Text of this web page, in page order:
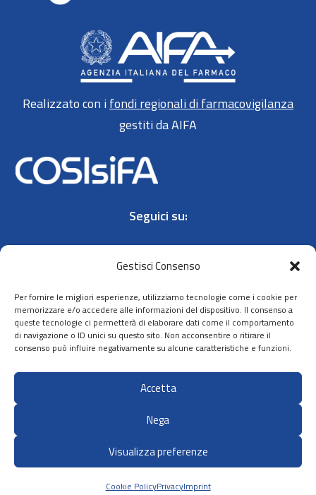
Gestisci Consenso
Per fornire le migliori esperienze, utilizziamo tecnologie come i cookie per
memorizzare e/o accedere alle informazioni del dispositivo. Il consenso a
queste tecnologie ci permetterà di elaborare dati come il comportamento
di navigazione o ID unici su questo sito. Non acconsentire o ritirare il
consenso può influire negativamente su alcune caratteristiche e funzioni.
Accetta
Nega
Visualizza preferenze
Cookie PolicyPrivacyImprint
Realizzato con ifondi regionali di farmacovigilanza
gestiti da AIFA
Seguici su:
Contatti
Privacy policy
Cookie policy
Sito ideato, sviluppato e gestito da:Zadig srl Società Benefit